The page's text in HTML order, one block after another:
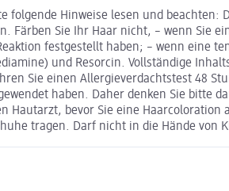
Hinweise lesen und
Färben Sie Ihr Haar nicht, – wenn Sie
festgestellt haben; – wenn eine
und Resorcin. Vollständige
Sie einen Allergieverdachtstest 48
haben. Daher denken Sie bitte
bevor Sie eine
tragen. Darf nicht in die Hände von